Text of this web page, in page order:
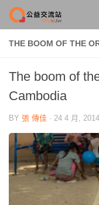
Skip to content
THE BOOM OF THE
The boom of
Cambodia
BY 張 傳佳 · 24 4 月, 2014